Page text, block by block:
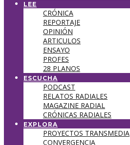
LEE
CRÓNICA
REPORTAJE
OPINIÓN
ARTICULOS
ENSAYO
PROFES
28 PLANOS
ESCUCHA
PODCAST
RELATOS RADIALES
MAGAZINE RADIAL
CRÓNICAS RADIALES
EXPLORA
PROYECTOS TRANSMEDIA
CONVERGENCIA